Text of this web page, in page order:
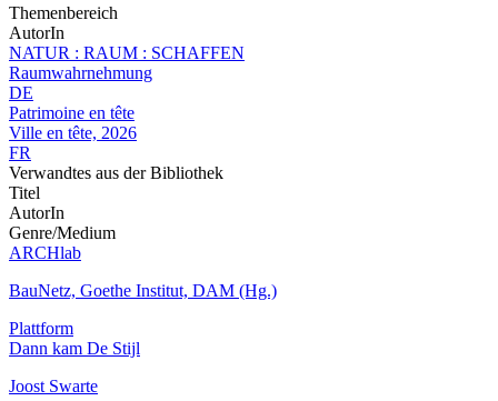
Themenbereich
AutorIn
NATUR : RAUM : SCHAFFEN
Raumwahrnehmung
DE
Patrimoine en tête
Ville en tête, 2026
FR
Verwandtes aus der Bibliothek
Titel
AutorIn
Genre/Medium
ARCHlab
BauNetz, Goethe Institut, DAM (Hg.)
Plattform
Dann kam De Stijl
Joost Swarte